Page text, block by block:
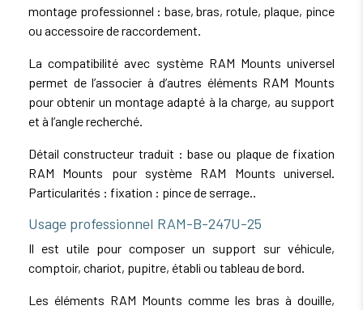
montage professionnel : base, bras, rotule, plaque, pince
ou accessoire de raccordement.
La compatibilité avec système RAM Mounts universel
permet de l’associer à d’autres éléments RAM Mounts
pour obtenir un montage adapté à la charge, au support
et à l’angle recherché.
Détail constructeur traduit : base ou plaque de fixation
RAM Mounts pour système RAM Mounts universel.
Particularités : fixation : pince de serrage..
Usage professionnel RAM-B-247U-25
Il est utile pour composer un support sur véhicule,
comptoir, chariot, pupitre, établi ou tableau de bord.
Les éléments RAM Mounts comme les bras à douille,